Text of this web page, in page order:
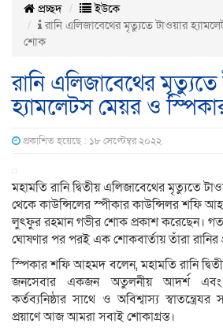
প্রচ্ছদ
ইউকে
রানি এলিজাবেথের মৃত্যুতে টাওয়ার
শোক
রানি এলিজাবেথের
হ্যামলেটস মেয়র ও
প্রকাশিত হয়েছে : ১৮ সেপ্টেম্বর ২০২২
মহামতি রানি দ্বিতীয় এলিজাবেথের মৃত্যুতে
থেকে কাউন্সিলের স্পীকার কাউন্সিলর শফি
লুৎফুর রহমান গভীর শোক প্রকাশ করেছেন। গত
ঘোষণার পর পরই এক শোকবার্তায় তাঁরা রানির
স্পিকার শফি আহমদ বলেন, মহামতি রানি
জনসেবার একজন অতুলনীয় আদর্শ এবং
কর্তব্যনিষ্ঠার সাথে ও অবিশ্বাস্য
প্রয়াণে আজ আমরা সবাই শোকাগ্রস্ত।